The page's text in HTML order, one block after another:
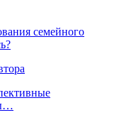
семейного